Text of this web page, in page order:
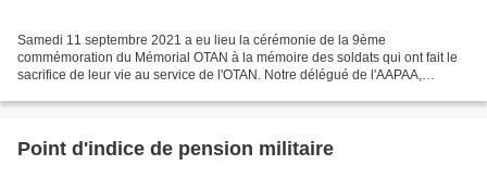
Samedi 11 septembre 2021 a eu lieu la cérémonie de la 9ème
commémoration du Mémorial OTAN à la mémoire des soldats qui ont fait le
sacrifice de leur vie au service de l'OTAN. Notre délégué de l'AAPAA,
Point d'indice de pension militaire